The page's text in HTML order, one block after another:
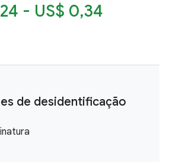
- US$ 0,34
de desidentificação